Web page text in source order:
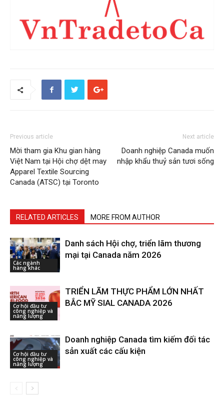
Previous article
Mời tham gia Khu gian hàng
Việt Nam tại Hội chợ dệt may
Apparel Textile Sourcing
Canada (ATSC) tại Toronto
Next article
Doanh nghiệp Canada muốn
nhập khẩu thuỷ sản tươi sống
RELATED ARTICLES MORE FROM AUTHOR
Các ngành
hàng khác
Danh sách Hội chợ, triển lãm thương
mại tại Canada năm 2026
Cơ hội đầu tư
công nghiệp và
năng lượng
TRIỂN LÃM THỰC PHẨM LỚN NHẤT
BẮC MỸ SIAL CANADA 2026
Cơ hội đầu tư
công nghiệp và
năng lượng
Doanh nghiệp Canada tìm kiếm đối tác
sản xuất các cấu kiện